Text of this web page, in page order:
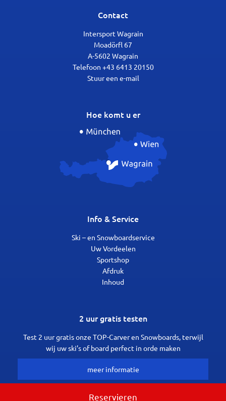
boek nu
Contact
Intersport Wagrain
Moadörfl 67
A-5602 Wagrain
Telefoon +43 6413 20150
Stuur een e-mail
Hoe komt u er
Info & Service
Ski – en Snowboardservice
Uw Vordeelen
Sportshop
Afdruk
Inhoud
2 uur gratis testen
Test 2 uur gratis onze TOP-Carver en Snowboards, terwijl
wij uw ski’s of board perfect in orde maken
meer informatie
Reservieren